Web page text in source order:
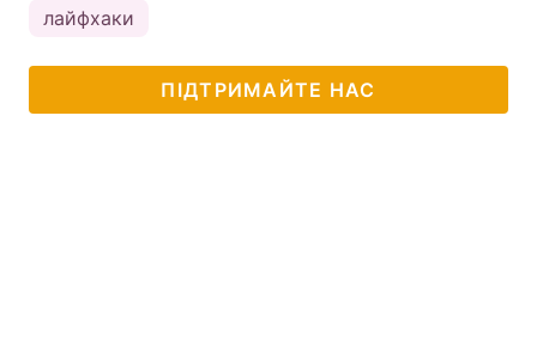
лайфхаки
ПІДТРИМАЙТЕ НАС